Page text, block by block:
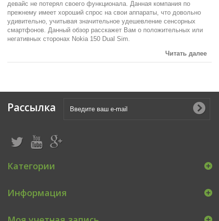
девайс не потерял своего функционала. Данная компания по
прежнему имеет хороший спрос на свои аппараты, что довольно
удивительно, учитывая значительное удешевление сенсорных
смартфонов. Данный обзор расскажет Вам о положительных или
негативных сторонах Nokia 150 Dual Sim.
Читать далее
Рассылка
Категории
Информация